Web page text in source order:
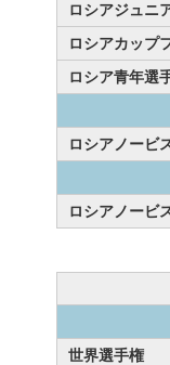
ロシアジュニ
ロシアカップ
ロシア青年選
ロシアノービ
ロシアノービ
世界選手権